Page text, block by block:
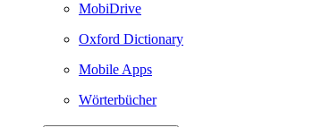
MobiDrive
Oxford Dictionary
Mobile Apps
Wörterbücher